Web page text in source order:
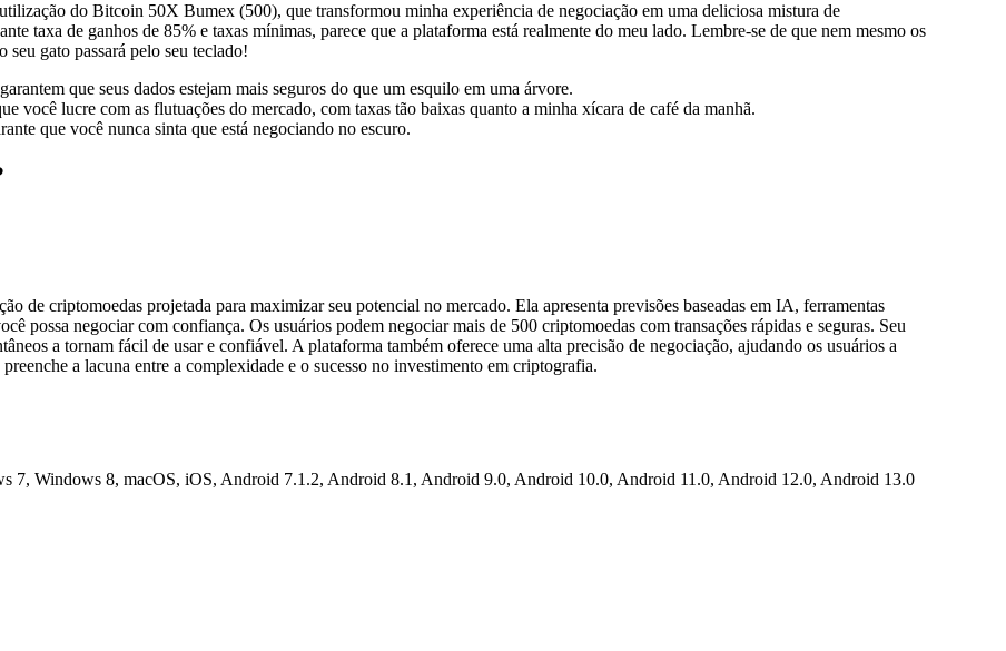
do Bitcoin 50X Bumex (500), que transformou minha experiência de negociação em uma deliciosa mistura de
taxa de ganhos de 85% e taxas mínimas, parece que a plataforma está realmente do meu lado. Lembre-se de que nem mesmo os
gato passará pelo seu teclado!
que seus dados estejam mais seguros do que um esquilo em uma árvore.
você lucre com as flutuações do mercado, com taxas tão baixas quanto a minha xícara de café da manhã.
que você nunca sinta que está negociando no escuro.
de criptomoedas projetada para maximizar seu potencial no mercado. Ela apresenta previsões baseadas em IA, ferramentas
possa negociar com confiança. Os usuários podem negociar mais de 500 criptomoedas com transações rápidas e seguras. Seu
a tornam fácil de usar e confiável. A plataforma também oferece uma alta precisão de negociação, ajudando os usuários a
a lacuna entre a complexidade e o sucesso no investimento em criptografia.
7, Windows 8, macOS, iOS, Android 7.1.2, Android 8.1, Android 9.0, Android 10.0, Android 11.0, Android 12.0, Android 13.0